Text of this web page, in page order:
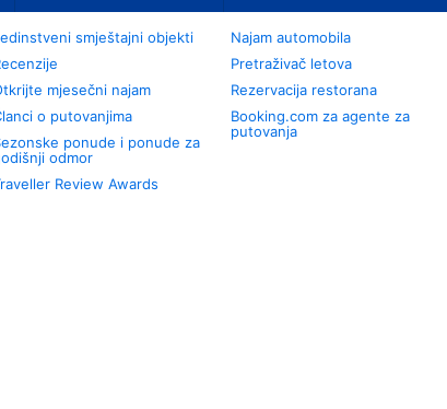
smještajni objekti
mjesečni najam
o putovanjima
ponude i ponude za
odmor
Review Awards
Najam automobila
Pretraživač letova
Rezervacija restorana
Booking.com za agente za
putovanja